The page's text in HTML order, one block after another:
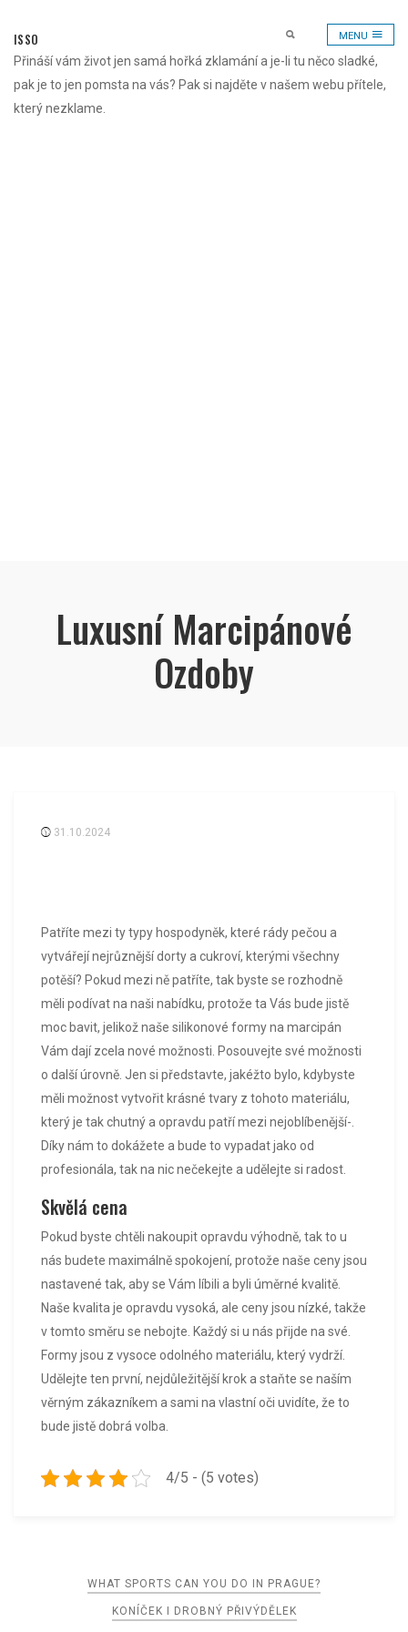
content
ISSO
Přináší vám život jen samá hořká zklamání a je-li tu něco sladké,
pak je to jen pomsta na vás? Pak si najděte v našem webu přítele,
který nezklame.
MENU
Luxusní Marcipánové
Ozdoby
31.10.2024
Patříte mezi ty typy hospodyněk, které rády pečou a
vytvářejí nejrůznější dorty a cukroví, kterými všechny
potěší? Pokud mezi ně patříte, tak byste se rozhodně
měli podívat na naši nabídku, protože ta Vás bude jistě
moc bavit, jelikož naše silikonové formy na marcipán
Vám dají zcela nové možnosti. Posouvejte své možnosti
o další úrovně. Jen si představte, jakéžto bylo, kdybyste
měli možnost vytvořit krásné tvary z tohoto materiálu,
který je tak chutný a opravdu patří mezi nejoblíbenější-.
Díky nám to dokážete a bude to vypadat jako od
profesionála, tak na nic nečekejte a udělejte si radost.
Skvělá cena
Pokud byste chtěli nakoupit opravdu výhodně, tak to u
nás budete maximálně spokojení, protože naše ceny jsou
nastavené tak, aby se Vám líbili a byli úměrné kvalitě.
Naše kvalita je opravdu vysoká, ale ceny jsou nízké, takže
v tomto směru se nebojte. Každý si u nás přijde na své.
Formy jsou z vysoce odolného materiálu, který vydrží.
Udělejte ten první, nejdůležitější krok a staňte se naším
věrným zákazníkem a sami na vlastní oči uvidíte, že to
bude jistě dobrá volba.
4/5 - (5 votes)
NavigaceWHAT SPORTS CAN YOU DO IN PRAGUE?
KONÍČEK I DROBNÝ PŘIVÝDĚLEK